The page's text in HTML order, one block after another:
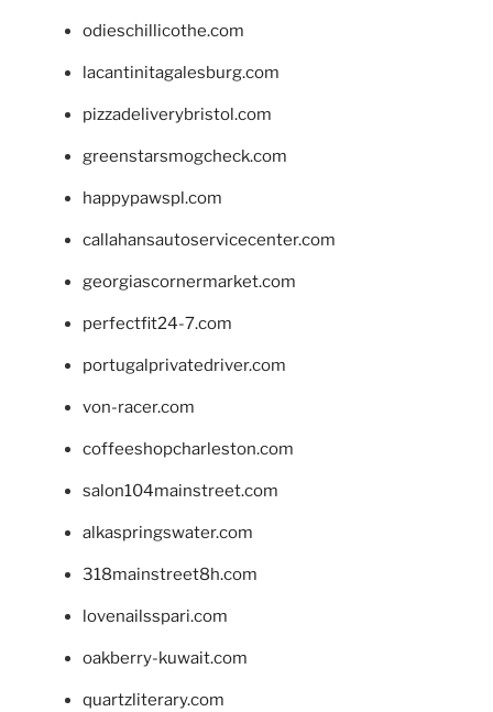
odieschillicothe.com
lacantinitagalesburg.com
pizzadeliverybristol.com
greenstarsmogcheck.com
happypawspl.com
callahansautoservicecenter.com
georgiascornermarket.com
perfectfit24-7.com
portugalprivatedriver.com
von-racer.com
coffeeshopcharleston.com
salon104mainstreet.com
alkaspringswater.com
318mainstreet8h.com
lovenailsspari.com
oakberry-kuwait.com
quartzliterary.com